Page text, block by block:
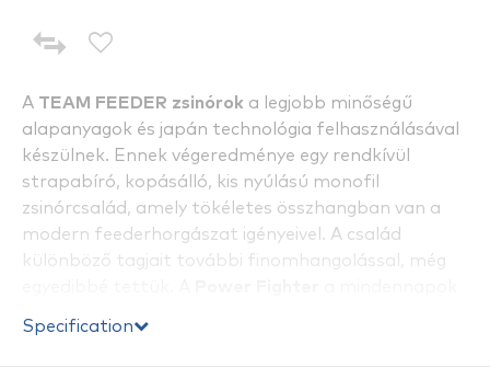
A TEAM FEEDER zsinórok a legjobb minőségű
alapanyagok és japán technológia felhasználásával
készülnek. Ennek végeredménye egy rendkívül
strapabíró, kopásálló, kis nyúlású monofil
zsinórcsalád, amely tökéletes összhangban van a
modern feederhorgászat igényeivel. A család
különböző tagjait további finomhangolással, még
zsinór, amely ideális a mindennapos
Specification